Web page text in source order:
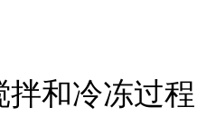
和冷冻过程